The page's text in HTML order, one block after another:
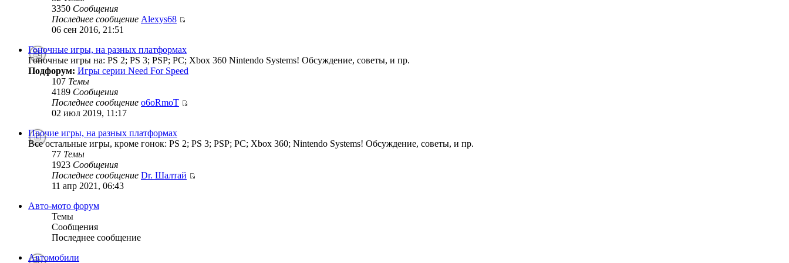
3350 Сообщения
Последнее сообщение Alexys68
06 сен 2016, 21:51
Гоночные игры, на разных платформах
Гоночные игры на: PS 2; PS 3; PSP; PC; Xbox 360 Nintendo Systems! Обсуждение, советы, и пр.
Подфорум: Игры серии Need For Speed
107 Темы
4189 Сообщения
Последнее сообщение o6oRmoT
02 июл 2019, 11:17
Прочие игры, на разных платформах
Все остальные игры, кроме гонок: PS 2; PS 3; PSP; PC; Xbox 360; Nintendo Systems! Обсуждение, советы, и пр.
77 Темы
1923 Сообщения
Последнее сообщение Dr. Шалтай
11 апр 2021, 06:43
Авто-мото форум
Темы
Сообщения
Последнее сообщение
Автомобили